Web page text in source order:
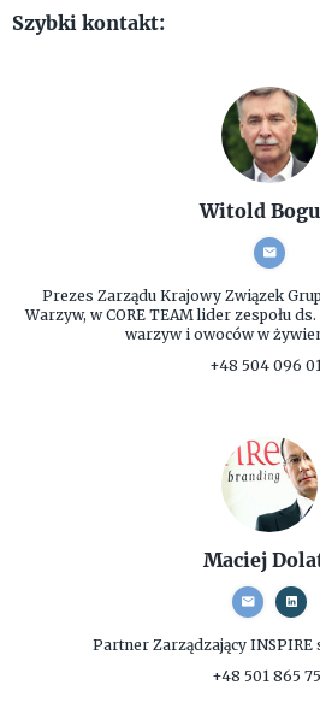
Szybki kontakt:
Witold
Prezes Zarządu Krajowy Związek
Warzyw, w CORE TEAM lider zespołu
warzyw i owoców w
+48 504 096
Maciej
Partner Zarządzający
+48 501 865